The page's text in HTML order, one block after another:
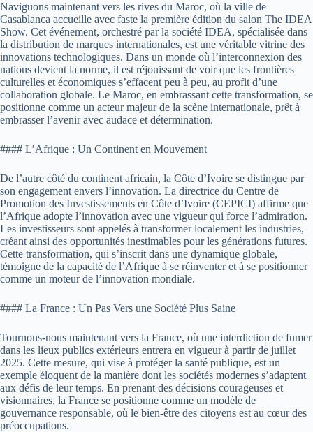
Naviguons maintenant vers les rives du Maroc, où la ville de
Casablanca accueille avec faste la première édition du salon The IDEA
Show. Cet événement, orchestré par la société IDEA, spécialisée dans
la distribution de marques internationales, est une véritable vitrine des
innovations technologiques. Dans un monde où l’interconnexion des
nations devient la norme, il est réjouissant de voir que les frontières
culturelles et économiques s’effacent peu à peu, au profit d’une
collaboration globale. Le Maroc, en embrassant cette transformation, se
positionne comme un acteur majeur de la scène internationale, prêt à
embrasser l’avenir avec audace et détermination.
#### L’Afrique : Un Continent en Mouvement
De l’autre côté du continent africain, la Côte d’Ivoire se distingue par
son engagement envers l’innovation. La directrice du Centre de
Promotion des Investissements en Côte d’Ivoire (CEPICI) affirme que
l’Afrique adopte l’innovation avec une vigueur qui force l’admiration.
Les investisseurs sont appelés à transformer localement les industries,
créant ainsi des opportunités inestimables pour les générations futures.
Cette transformation, qui s’inscrit dans une dynamique globale,
témoigne de la capacité de l’Afrique à se réinventer et à se positionner
comme un moteur de l’innovation mondiale.
#### La France : Un Pas Vers une Société Plus Saine
Tournons-nous maintenant vers la France, où une interdiction de fumer
dans les lieux publics extérieurs entrera en vigueur à partir de juillet
2025. Cette mesure, qui vise à protéger la santé publique, est un
exemple éloquent de la manière dont les sociétés modernes s’adaptent
aux défis de leur temps. En prenant des décisions courageuses et
visionnaires, la France se positionne comme un modèle de
gouvernance responsable, où le bien-être des citoyens est au cœur des
préoccupations.